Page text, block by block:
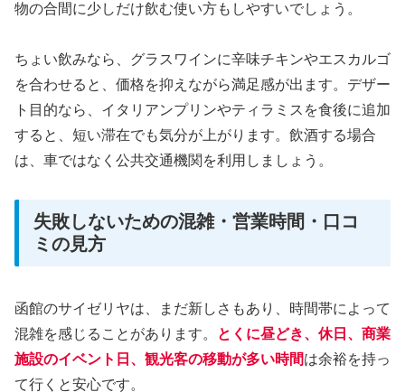
物の合間に少しだけ飲む使い方もしやすいでしょう。
ちょい飲みなら、グラスワインに辛味チキンやエスカルゴ
を合わせると、価格を抑えながら満足感が出ます。デザー
ト目的なら、イタリアンプリンやティラミスを食後に追加
すると、短い滞在でも気分が上がります。飲酒する場合
は、車ではなく公共交通機関を利用しましょう。
失敗しないための混雑・営業時間・口コ
ミの見方
函館のサイゼリヤは、まだ新しさもあり、時間帯によって
混雑を感じることがあります。
とくに昼どき、休日、商業
施設のイベント日、観光客の移動が多い時間は余裕を持っ
て行くと安心です。